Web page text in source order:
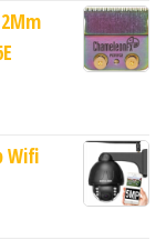
Wifi